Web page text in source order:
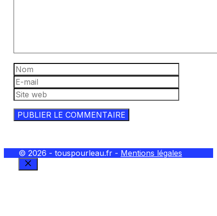
Nom
mail
web
© 2026 - touspourleau.fr - Mentions légales
FERMER